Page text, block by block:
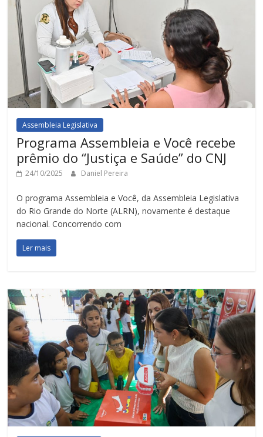
Assembleia Legislativa
Programa Assembleia e Você recebe
prêmio do “Justiça e Saúde” do CNJ
24/10/2025 Daniel Pereira
O programa Assembleia e Você, da Assembleia Legislativa
do Rio Grande do Norte (ALRN), novamente é destaque
nacional. Concorrendo com
Ler mais